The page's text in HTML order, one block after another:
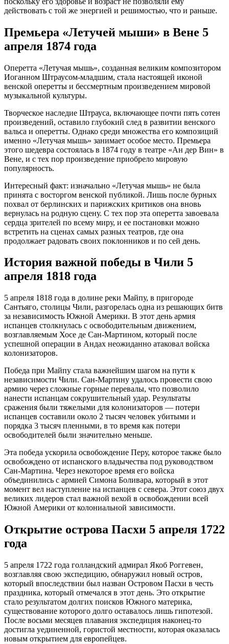
действовать с той же энергией и решимостью, что и раньше.
Премьера «Летучей мыши» в Вене 5
апреля 1874 года
Оперетта «Летучая мышь», созданная великим композитором
Иоганном Штраусом-младшим, стала настоящей иконой
венской оперетты и бессмертным произведением мировой
музыкальной культуры.
Творческое наследие Штрауса, включающее почти пять сотен
произведений, оставило глубокий след в развитии венского
вальса и оперетты. Однако среди множества его композиций
именно «Летучая мышь» занимает особое место. Премьера
этого шедевра состоялась в 1874 году в театре «Ан дер Вин» в
Вене, и с тех пор произведение приобрело мировую
популярность.
Интересный факт: изначально «Летучая мышь» не была
принята с восторгом венской публикой. Лишь после бурных
похвал от берлинских и парижских критиков она вновь
вернулась на родную сцену. С тех пор эта оперетта завоевала
сердца зрителей по всему миру, и ее постановки можно
встретить на сценах самых разных театров, где она
продолжает радовать своих поклонников и по сей день.
История важной победы в Чили 5
апреля 1818 года
5 апреля 1818 года в долине реки Майпу, в пригороде
Сантьяго, столицы Чили, разгорелась одна из решающих битв
за независимость Южной Америки. В этот день армия
испанцев столкнулась с освободительным движением,
возглавляемым Хосе де Сан-Мартином, который после
успешной операции в Андах неожиданно атаковал войска
колонизаторов.
Победа при Майпу стала важнейшим шагом на пути к
независимости Чили. Сан-Мартину удалось провести свою
армию через сложные горные перевалы, что позволило
нанести испанцам сокрушительный удар. Результаты
сражения были тяжелыми для колонизаторов — потери
испанцев составили около 2 тысяч человек убитыми и
порядка 3 тысяч пленными, в то время как потери
освободителей были значительно меньше.
Эта победа ускорила освобождение Перу, которое также было
освобождено от испанского владычества под руководством
Сан-Мартина. Через некоторое время его войска
объединились с армией Симона Боливара, который в этот
момент вел наступление на испанцев с севера. Этот союз двух
великих лидеров стал важной вехой в освобождении всей
Южной Америки от колониальной зависимости.
Открытие острова Пасхи 5 апреля 1722
года
5 апреля 1722 года голландский адмирал Якоб Роггевен,
возглавляя свою экспедицию, обнаружил новый остров,
который впоследствии был назван Островом Пасхи в честь
праздника, который отмечался в этот день. Это открытие
стало результатом долгих поисков Южного материка,
существование которого долго оставалось лишь гипотезой.
После восьми месяцев плавания экспедиция наконец-то
достигла уединенной, гористой местности, которая оказалась
новым открытием для европейцев.